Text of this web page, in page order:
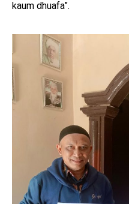
kaum dhuafa”.